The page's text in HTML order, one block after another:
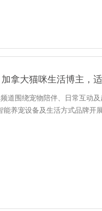
拿大猫咪生活博主，
道围绕宠物陪伴、日常互动
养宠设备及生活方式品牌开展